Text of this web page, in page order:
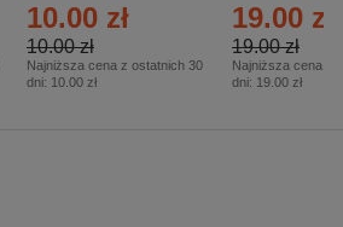
10.00 zł
10.00 zł
Najniższa cena z ostatnich 30
dni: 10.00 zł
– 2/2026
19.00 zł
19.00 zł
Najniższa cena z
dni: 19.00 zł